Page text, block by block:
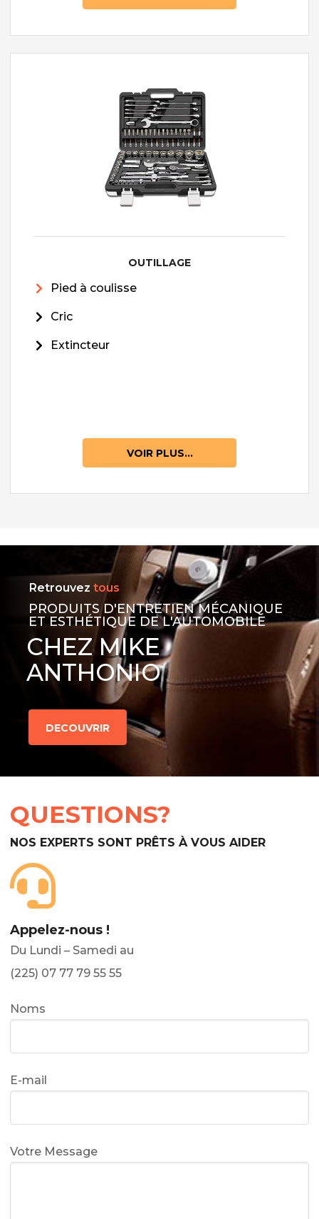
OUTILLAGE
Pied à coulisse
Cric
Extincteur
VOIR PLUS...
Retrouvez tous
PRODUITS D'ENTRETIEN MÉCANIQUE
ET ESTHÉTIQUE DE L'AUTOMOBILE
CHEZ MIKE
ANTHONIO
DECOUVRIR
QUESTIONS?
NOS EXPERTS SONT PRÊTS À VOUS AIDER
Appelez-nous !
Du Lundi – Samedi au
(225) 07 77 79 55 55
Noms
E-mail
Votre Message